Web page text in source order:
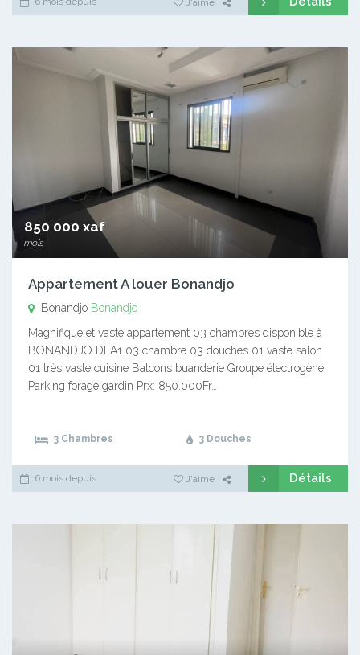
J'aime
850 000 xaf
mois
Appartement A louer Bonandjo
Bonandjo Bonandjo
Magnifique et vaste appartement 03 chambres disponible à
BONANDJO DLA1 03 chambre 03 douches 01 vaste salon
01 très vaste cuisine Balcons buanderie Groupe électrogène
Parking forage gardin Prx: 850.000Fr…
3 Chambres 3 Douches
6 mois depuis J'aime Détails